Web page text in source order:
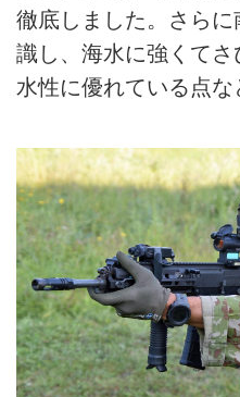
徹底しました。さら
識し、海水に強くて
水性に優れている点な